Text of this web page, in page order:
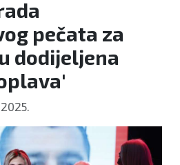
pečata za
dodijeljena